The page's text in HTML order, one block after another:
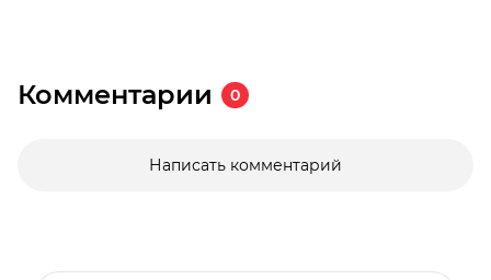
Комментарии 0
Написать комментарий